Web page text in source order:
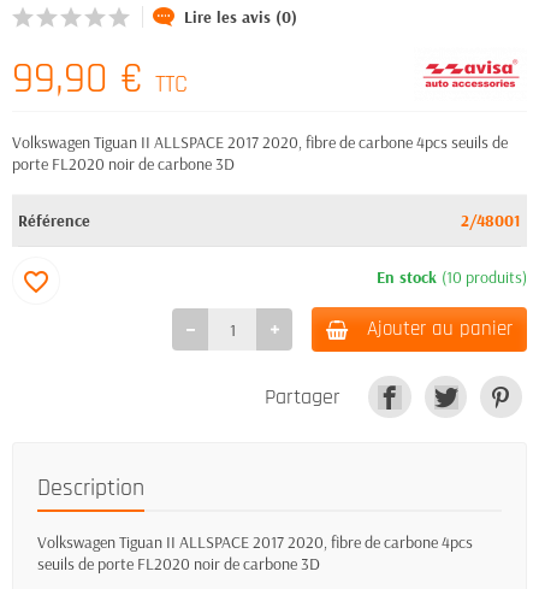
Lire les avis (0)
99,90 € TTC
Volkswagen Tiguan II ALLSPACE 2017 2020, fibre de carbone 4pcs seuils de
porte FL2020 noir de carbone 3D
Référence 2/48001
En stock (10 produits)
Ajouter au panier
favorite_border
Partager
Description
Volkswagen Tiguan II ALLSPACE 2017 2020, fibre de carbone 4pcs
seuils de porte FL2020 noir de carbone 3D